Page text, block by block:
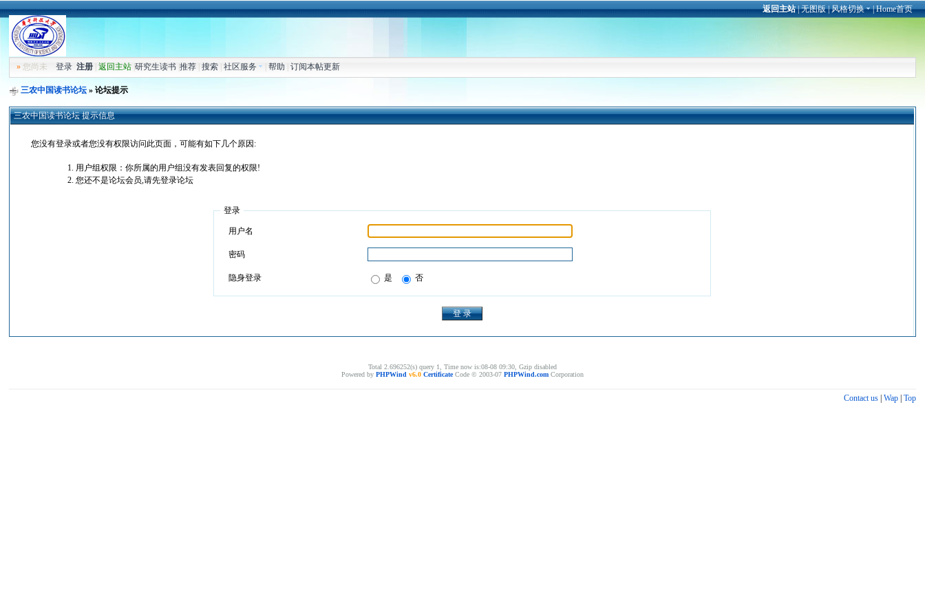
返回主站|无图版|风格切换 |Home首页
» 您尚未登录 注册 |返回主站 |研究生读书 |推荐 |搜索 |社区服务 |帮助 |订阅本帖更新
三农中国读书论坛» 论坛提示
三农中国读书论坛 提示信息
您没有登录或者您没有权限访问此页面，可能有如下几个原因:
用户组权限：你所属的用户组没有发表回复的权限!
您还不是论坛会员,请先登录论坛
登录
用户名
密码
隐身登录 是 否
Total 2.696252(s) query 1, Time now is:08-08 09:30, Gzip disabled
Powered by PHPWind v6.0 CertificateCode © 2003-07 PHPWind.com Corporation
Contact us| Wap| Top